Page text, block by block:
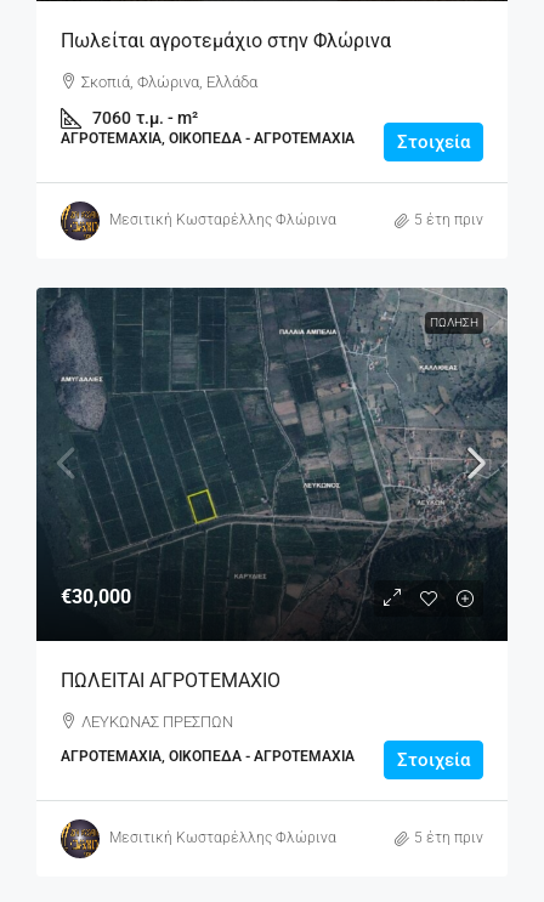
Πωλείται αγροτεμάχιο στην Φλώρινα
Σκοπιά, Φλώρινα, Ελλάδα
7060 τ.μ. - m²
ΑΓΡΟΤΕΜΆΧΙΑ, ΟΙΚΌΠΕΔΑ - ΑΓΡΟΤΕΜΆΧΙΑ Στοιχεία
Μεσιτική Κωσταρέλλης Φλώρινα 5 έτη πριν
ΠΏΛΗΣΗ
€30,000
ΠΩΛΕΙΤΑΙ ΑΓΡΟΤΕΜΑΧΙΟ
ΛΕΥΚΩΝΑΣ ΠΡΕΣΠΩΝ
ΑΓΡΟΤΕΜΆΧΙΑ, ΟΙΚΌΠΕΔΑ - ΑΓΡΟΤΕΜΆΧΙΑ Στοιχεία
Μεσιτική Κωσταρέλλης Φλώρινα 5 έτη πριν